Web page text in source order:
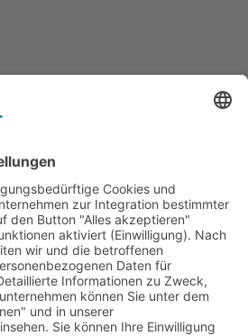
erhalten?
Mail an:
Einstellungen